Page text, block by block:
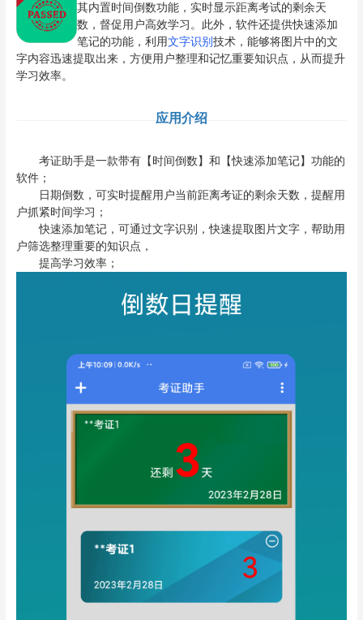
其内置时间倒数功能，实时显示距离考试的剩余天
数，督促用户高效学习。此外，软件还提供快速添加
笔记的功能，利用文字识别技术，能够将图片中的文
字内容迅速提取出来，方便用户整理和记忆重要知识点，从而提升
学习效率。
应用介绍
考证助手是一款带有【时间倒数】和【快速添加笔记】功能的
软件；
日期倒数，可实时提醒用户当前距离考证的剩余天数，提醒用
户抓紧时间学习；
快速添加笔记，可通过文字识别，快速提取图片文字，帮助用
户筛选整理重要的知识点，
提高学习效率；